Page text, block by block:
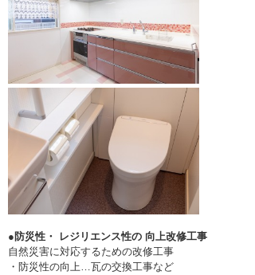
● 防災性・ レジリエンス性の 向上改修工事
自然災害に対応するための改修工事
・防災性の向上…瓦の交換工事など